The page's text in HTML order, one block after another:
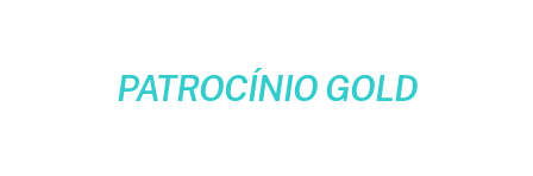
PATROCÍNIO GOLD